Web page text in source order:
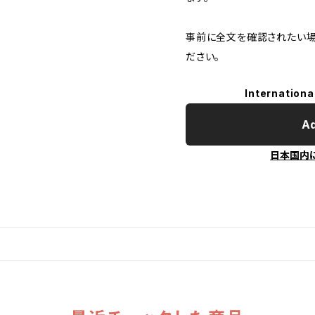
事前に全文を確認されたい
ださい。
日本国内